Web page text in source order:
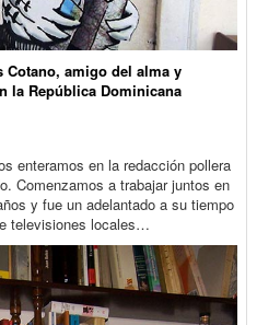
Cotano, amigo del alma y
la República Dominicana
en la redacción pollera
Comenzamos a trabajar juntos en
y fue un adelantado a su tiempo
televisiones locales…